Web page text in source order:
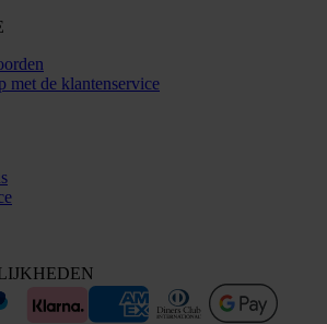
met de klantenservice